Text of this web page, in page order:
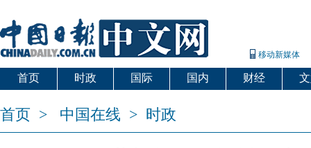
移动新媒体
首页 时政 国际 国内 财经
首页 > 中国在线 > 时政